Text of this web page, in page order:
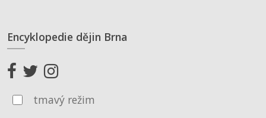
Encyklopedie dějin Brna
tmavý režim